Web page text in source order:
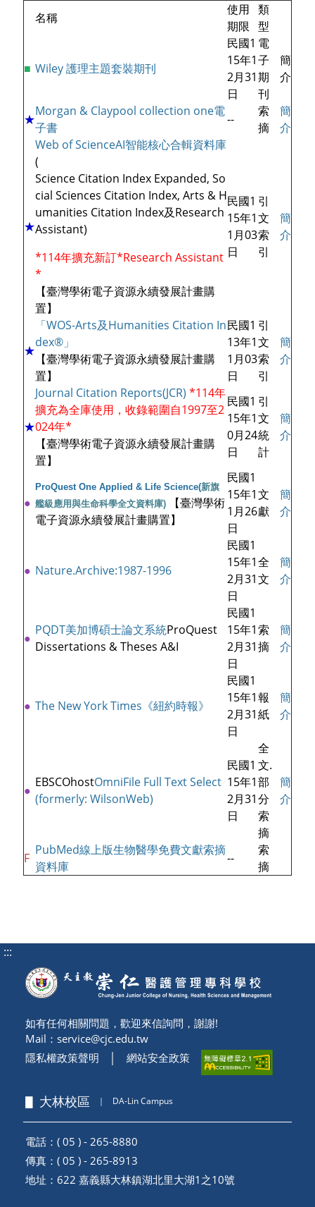
名稱
使用
期限
類
型
■ Wiley 護理主題套裝期刊
民國1
15年1
2月31
日
電
子
期
刊
簡
介
★
Morgan & Claypool collection one電
子書
--
索
摘
簡
介
★
Web of ScienceAI智能核心合輯資料庫
(
Science Citation Index Expanded, So
cial Sciences Citation Index, Arts & H
umanities Citation Index及Research
Assistant)
*114年擴充新訂*Research Assistant
*
【臺灣學術電子資源永續發展計畫購
置】
民國1
15年1
1月03
日
引
文
索
引
簡
介
★
「WOS-Arts及Humanities Citation In
dex®」
【臺灣學術電子資源永續發展計畫購
置】
民國1
13年1
1月03
日
引
文
索
引
簡
介
★
Journal Citation Reports(JCR) *114年
擴充為全庫使用，收錄範圍自1997至2
024年*
【臺灣學術電子資源永續發展計畫購
置】
民國1
15年1
0月24
日
引
文
統
計
簡
介
●
ProQuest One Applied & Life Science(新旗
艦級應用與生命科學全文資料庫)
【臺灣學術
電子資源永續發展計畫購置】
民國1
15年1
1月26
日
文
獻
簡
介
● Nature.Archive:1987-1996
民國1
15年1
2月31
日
全
文
簡
介
●
PQDT美加博碩士論文系統ProQuest
Dissertations & Theses A&I
民國1
15年1
2月31
日
索
摘
簡
介
● The New York Times《紐約時報》
民國1
15年1
2月31
日
報
紙
簡
介
●
EBSCOhostOmniFile Full Text Select
(formerly: WilsonWeb)
民國1
15年1
2月31
日
全
文.
部
分
索
摘
簡
介
F
PubMed線上版生物醫學免費文獻索摘
資料庫
--
索
摘
:::
如有任何相關問題，歡迎來信詢問，謝謝!
Mail： service@cjc.edu.tw
隱私權政策聲明
網站安全政策
▋ 大林校區 ｜ DA-Lin Campus
電話：( 05 ) - 265-8880
傳真：( 05 ) - 265-8913
地址： 622 嘉義縣大林鎮湖北里大湖1之10號